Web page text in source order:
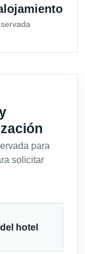
para
solicitar
hotel